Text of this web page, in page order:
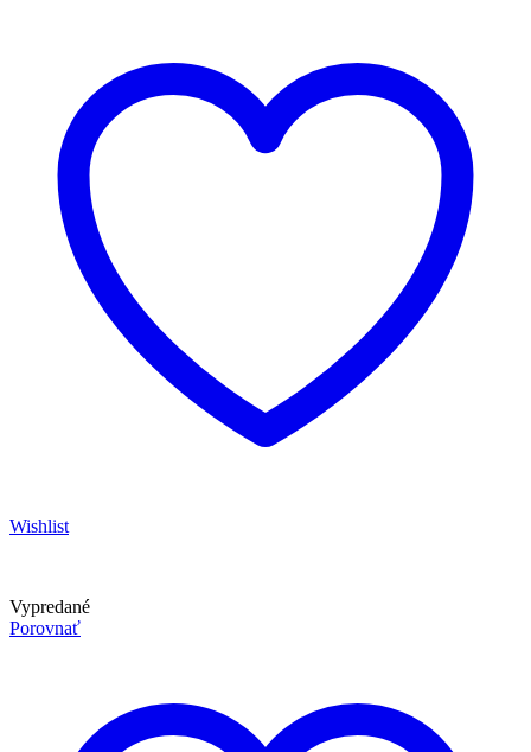
Wishlist
Vypredané
Porovnať